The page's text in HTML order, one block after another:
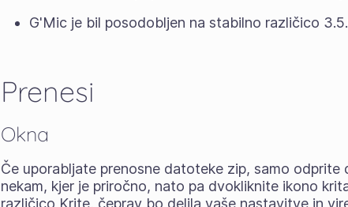
G'Mic je bil posodobljen na stabilno različico
Prenesi
Okna
Če uporabljate prenosne datoteke zip, samo odprite
nekam, kjer je priročno, nato pa dvokliknite ikono
različico Krite, čeprav bo delila vaše nastavitve in